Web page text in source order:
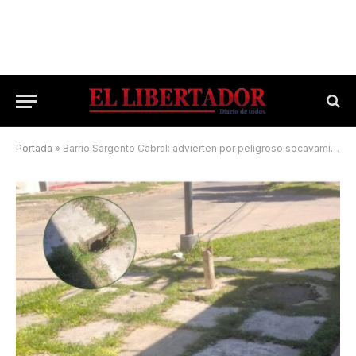
Portada » Barrio Sargento Cabral: advierten por peligroso socavamiento en una vereda